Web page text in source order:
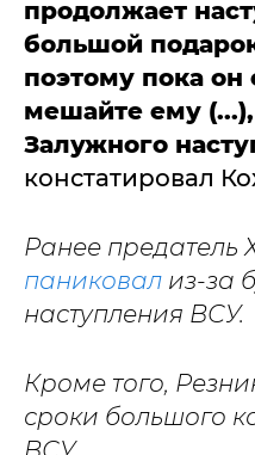
продолжает
большой
поэтому пока он
мешайте ему
Залужного
констатировал
Ранее предатель
паниковал из-за
наступления ВСУ.
Кроме того,
сроки большого